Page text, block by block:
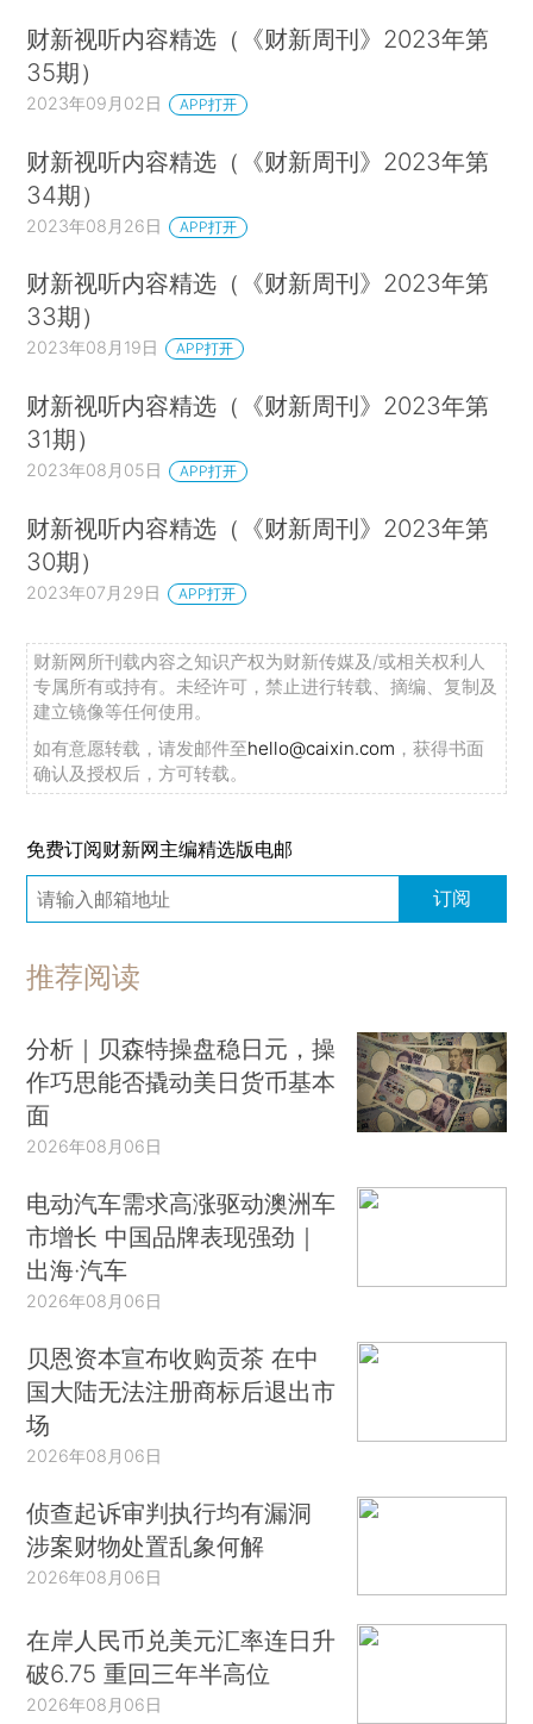
财新视听内容精选（《财新周刊》2023年第
35期）
2023年09月02日 APP打开
财新视听内容精选（《财新周刊》2023年第
34期）
2023年08月26日 APP打开
财新视听内容精选（《财新周刊》2023年第
33期）
2023年08月19日 APP打开
财新视听内容精选（《财新周刊》2023年第
31期）
2023年08月05日 APP打开
财新视听内容精选（《财新周刊》2023年第
30期）
2023年07月29日 APP打开
财新网所刊载内容之知识产权为财新传媒及/或相关权利人
专属所有或持有。未经许可，禁止进行转载、摘编、复制及
建立镜像等任何使用。
如有意愿转载，请发邮件至hello@caixin.com ，获得书面
确认及授权后，方可转载。
免费订阅财新网主编精选版电邮
订阅
推荐阅读
分析｜贝森特操盘稳日元，操
作巧思能否撬动美日货币基本
面
2026年08月06日
电动汽车需求高涨驱动澳洲车
市增长 中国品牌表现强劲｜
出海·汽车
2026年08月06日
贝恩资本宣布收购贡茶 在中
国大陆无法注册商标后退出市
场
2026年08月06日
侦查起诉审判执行均有漏洞
涉案财物处置乱象何解
2026年08月06日
在岸人民币兑美元汇率连日升
破6.75 重回三年半高位
2026年08月06日